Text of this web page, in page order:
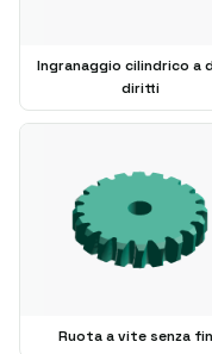
Ingranaggio cilindrico a
diritti
Ruota a vite senza